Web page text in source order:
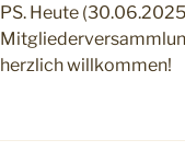
PS. Heute
herzlich willkommen!